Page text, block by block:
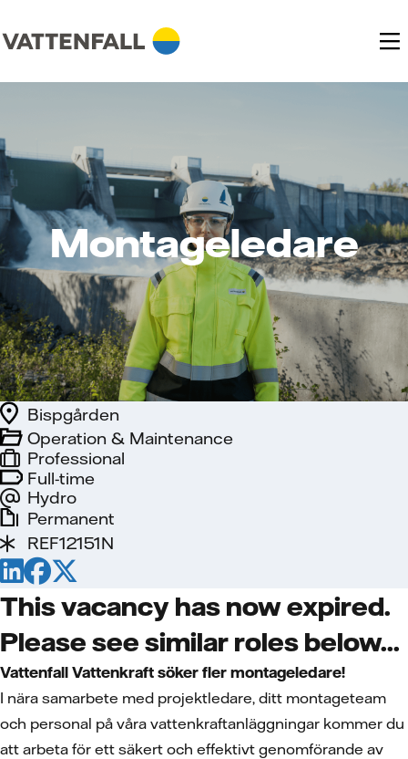
Montageledare
Full-time
Hydro
Bispgården
Professional
Operation & Maintenance
Permanent
REF12151N
This vacancy has now expired.
Please see similar roles below...
Vattenfall Vattenkraft söker fler montageledare!
I nära samarbete med projektledare, ditt montageteam
och personal på våra vattenkraftanläggningar kommer du
att arbeta för ett säkert och effektivt genomförande av